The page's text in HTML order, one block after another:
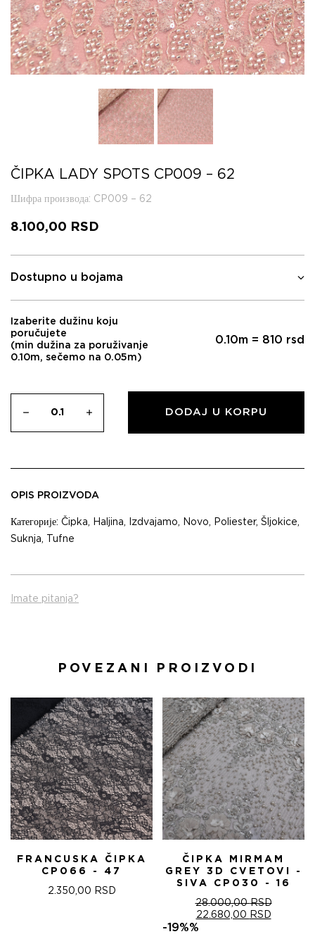
ČIPKA LADY SPOTS CP009 – 62
Шифра производа: CP009 – 62
8.100,00 RSD
Dostupno u bojama
Izaberite dužinu koju
poručujete
(min dužina za poruživanje
0.10m, sečemo na 0.05m)
0.10m = 810 rsd
DODAJ U KORPU
OPIS PROIZVODA
Категорије: Čipka, Haljina, Izdvajamo, Novo, Poliester, Šljokice,
Suknja, Tufne
Imate pitanja?
POVEZANI PROIZVODI
FRANCUSKA ČIPKA
CP066 - 47
2.350,00 RSD
ČIPKA MIRMAM
GREY 3D CVETOVI -
SIVA CP030 - 16
28.000,00RSD
ОРИГИНАЛНА
ЦЕНА
22.680,00 RSD
-19%%